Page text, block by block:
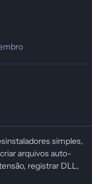
slideslide
simples,
arquivos auto-
registrar DLL,